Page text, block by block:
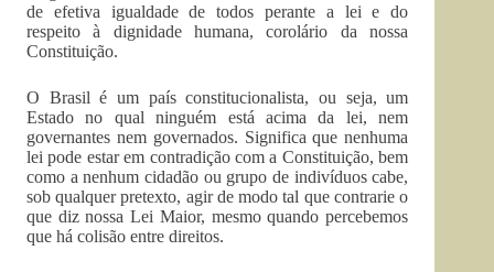
de efetiva igualdade de todos perante a lei e do
respeito à dignidade humana, corolário da nossa
Constituição.
O Brasil é um país constitucionalista, ou seja, um
Estado no qual ninguém está acima da lei, nem
governantes nem governados. Significa que nenhuma
lei pode estar em contradição com a Constituição, bem
como a nenhum cidadão ou grupo de indivíduos cabe,
sob qualquer pretexto, agir de modo tal que contrarie o
que diz nossa Lei Maior, mesmo quando percebemos
que há colisão entre direitos.